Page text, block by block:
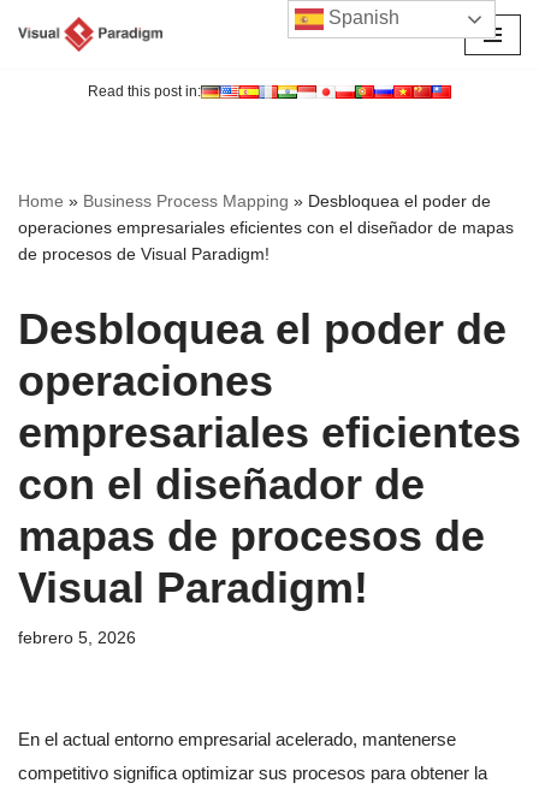
Read this post in:
Home » Business Process Mapping » Desbloquea el poder de
operaciones empresariales eficientes con el diseñador de mapas
de procesos de Visual Paradigm!
Desbloquea el poder de
operaciones
empresariales eficientes
con el diseñador de
mapas de procesos de
Visual Paradigm!
febrero 5, 2026
En el actual entorno empresarial acelerado, mantenerse
competitivo significa optimizar sus procesos para obtener la
Spanish